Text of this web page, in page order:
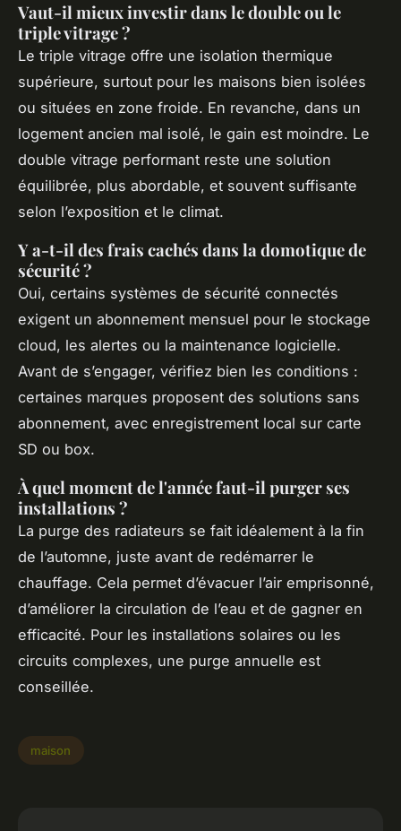
Vaut-il mieux investir dans le double ou le
triple vitrage ?
Le triple vitrage offre une isolation thermique
supérieure, surtout pour les maisons bien isolées
ou situées en zone froide. En revanche, dans un
logement ancien mal isolé, le gain est moindre. Le
double vitrage performant reste une solution
équilibrée, plus abordable, et souvent suffisante
selon l’exposition et le climat.
Y a-t-il des frais cachés dans la domotique de
sécurité ?
Oui, certains systèmes de sécurité connectés
exigent un abonnement mensuel pour le stockage
cloud, les alertes ou la maintenance logicielle.
Avant de s’engager, vérifiez bien les conditions :
certaines marques proposent des solutions sans
abonnement, avec enregistrement local sur carte
SD ou box.
À quel moment de l'année faut-il purger ses
installations ?
La purge des radiateurs se fait idéalement à la fin
de l’automne, juste avant de redémarrer le
chauffage. Cela permet d’évacuer l’air emprisonné,
d’améliorer la circulation de l’eau et de gagner en
efficacité. Pour les installations solaires ou les
circuits complexes, une purge annuelle est
conseillée.
maison